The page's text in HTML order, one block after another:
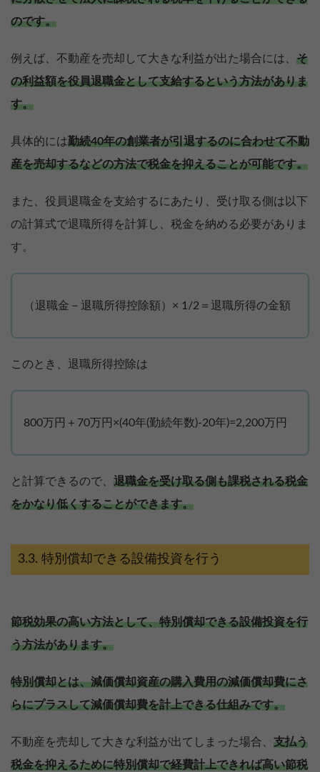
のです。
例えば、不動産を売却して大きな利益が出た場合には、 そ
の利益額を役員退職金として支給するという方法がありま
す。
具体的には勤続40年の創業者が引退するのに合わせて不動
産を売却するなどの方法で税金を抑えることが可能です。
また、役員退職金を支給するにあたり、受け取る側は以下
の計算式で退職所得を計算し、税金を納める必要がありま
す。
（退職金－退職所得控除額）× 1/2＝退職所得の金額
このとき、退職所得控除は
800万円＋70万円×(40年(勤続年数)-20年)=2,200万円
と計算できるので、 退職金を受け取る側も課税される税金
をかなり低くすることができます。
特別償却できる設備投資を行う
節税効果の高い方法として、特別償却できる設備投資を行
う方法があります。
特別償却とは、減価償却資産の購入費用の減価償却費にさ
らにプラスして減価償却費を計上できる仕組みです。
不動産を売却して大きな利益が出てしまった場合、 支払う
税金を抑えるために特別償却で経費計上できれば高い節税